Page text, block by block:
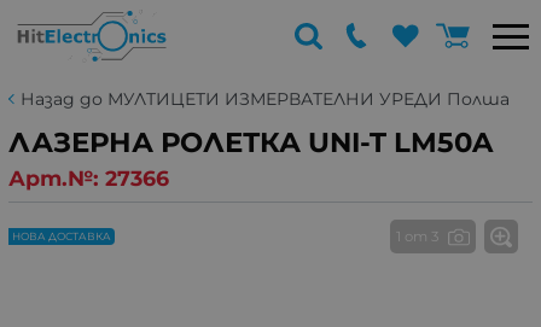
Назад до МУЛТИЦЕТИ ИЗМЕРВАТЕЛНИ УРЕДИ Полша
ЛАЗЕРНА РОЛЕТКА UNI-T LM50A
Арт.№: 27366
1 от 3
НОВА ДОСТАВКА